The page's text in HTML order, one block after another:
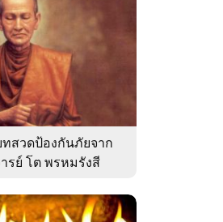
สวดป้องกันภัยจาก
รย์ โต พรหมรังสี